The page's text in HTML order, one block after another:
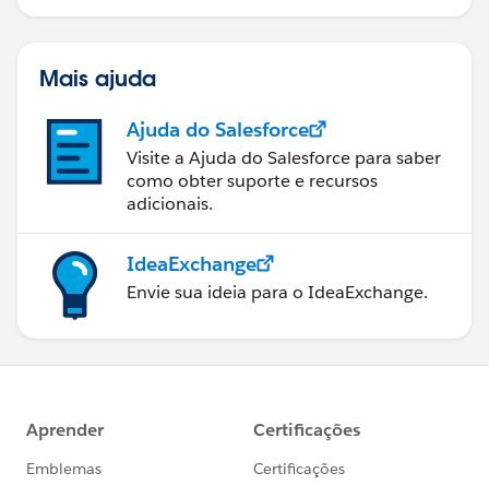
Mais ajuda
Ajuda do Salesforce
Visite a Ajuda do Salesforce para saber
como obter suporte e recursos
adicionais.
IdeaExchange
Envie sua ideia para o IdeaExchange.